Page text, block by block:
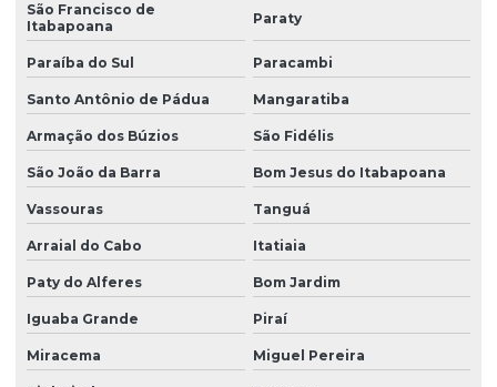
São Francisco de
Itabapoana
Paraty
Paraíba do Sul Paracambi
Santo Antônio de Pádua Mangaratiba
Armação dos Búzios São Fidélis
São João da Barra Bom Jesus do Itabapoana
Vassouras Tanguá
Arraial do Cabo Itatiaia
Paty do Alferes Bom Jardim
Iguaba Grande Piraí
Miracema Miguel Pereira